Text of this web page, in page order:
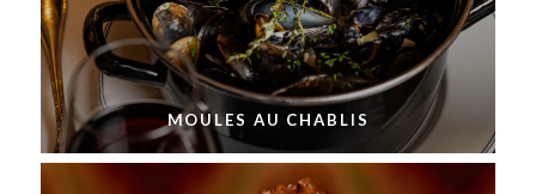
MOULES AU CHABLIS